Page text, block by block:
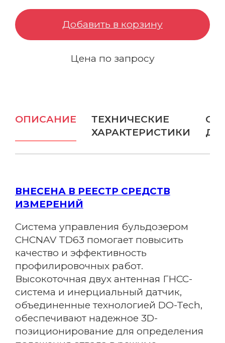
Бампер защитный
ОПТИЧЕСКИЕ РЕШЕНИЯ
Тахеометры
Добавить в корзину
Цена по запросу
ОПИСАНИЕ
ТЕХНИЧЕСКИЕ
ХАРАКТЕРИСТИКИ
ВНЕСЕНА В РЕЕСТР СРЕДСТВ
ИЗМЕРЕНИЙ
Система управления бульдозером
CHCNAV TD63 помогает повысить
качество и эффективность
профилировочных работ.
Высокоточная двух антенная ГНСС-
система и инерциальный датчик,
объединенные технологией DO-Tech,
обеспечивают надежное 3D-
позиционирование для определения